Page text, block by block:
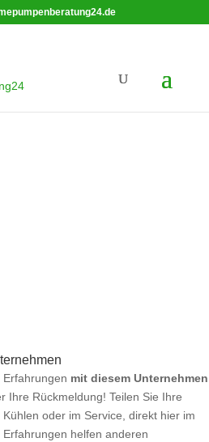
GmbH
Werbung*
mit diesem Unternehmen
Ihre Rückmeldung! Teilen Sie Ihre
oder im Service, direkt hier im
helfen anderen